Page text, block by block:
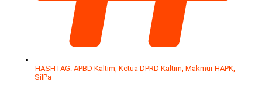
HASHTAG: APBD Kaltim Ketua DPRD Kaltim Makmur HAPK
SilPa